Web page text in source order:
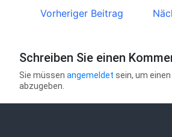
Vorheriger Beitrag
Schreiben Sie einen
Sie müssenangemeldet sein, um
abzugeben.